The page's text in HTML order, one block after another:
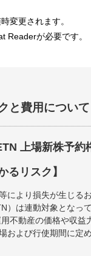
変更されます。
Readerが必要です。
と費用について
上場新株予約
るリスク】
により損失が生じる
）は連動対象となっ
不動産の価格や収
よび行使期間に定